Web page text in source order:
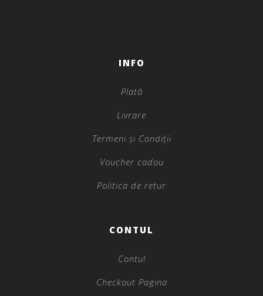
INFO
Plată
Livrare
Termeni și Condiții
Voucher cadou
Politica de retur
CONTUL
Contul
Checkout Pagina